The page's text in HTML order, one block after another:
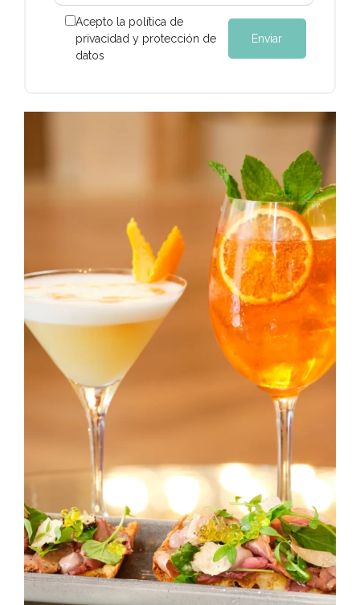
Acepto la política de
privacidad y protección de
datos